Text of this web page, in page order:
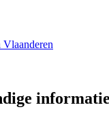
Vlaanderen